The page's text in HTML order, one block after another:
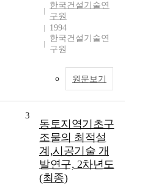
한국건설기술연
구원
1994
한국건설기술연
구원
원문보기
3
동토지역기초구
조물의 최적설
계,시공기술 개
발연구, 2차년도
(최종)